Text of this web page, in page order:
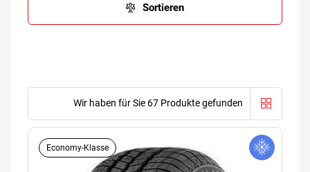
Sortieren
Wir haben für Sie 67 Produkte gefunden
Economy-Klasse